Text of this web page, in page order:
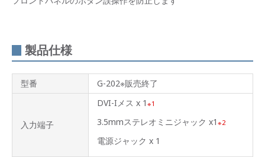
製品仕様
型番 G-202※販売終了
入力端子
DVI-Iメス x 1 1
3.5mmステレオミニジャック x1 2
電源ジャック x 1